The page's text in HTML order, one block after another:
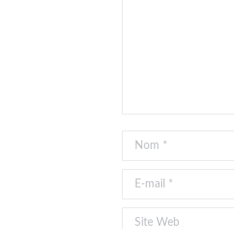
Nom *
E-mail *
Site Web